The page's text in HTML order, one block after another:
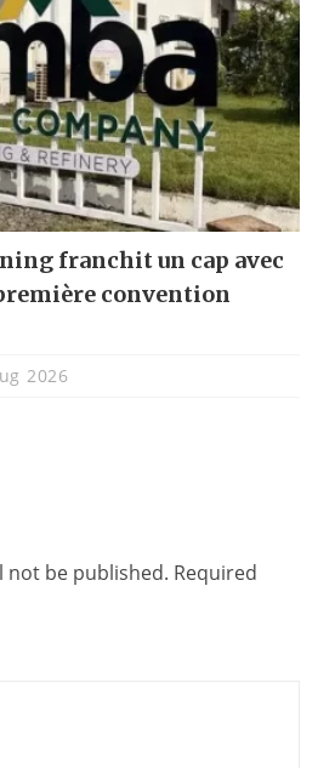
franchit un cap avec
convention
2026
not be published. Required